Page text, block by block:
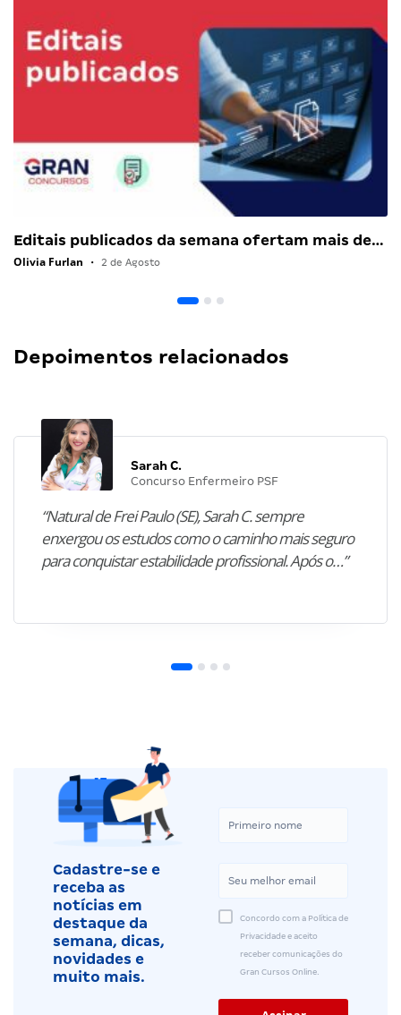
Editais publicados da semana ofertam mais de…
Olivia Furlan • 2 de Agosto
Depoimentos relacionados
Sarah C.
Concurso Enfermeiro PSF
“Natural de Frei Paulo (SE), Sarah C. sempre
enxergou os estudos como o caminho mais seguro
para conquistar estabilidade profissional. Após o…”
Cadastre-se e
receba as
notícias em
destaque da
semana, dicas,
novidades e
muito mais.
Concordo com a Política de
Privacidade e aceito
receber comunicações do
Gran Cursos Online.